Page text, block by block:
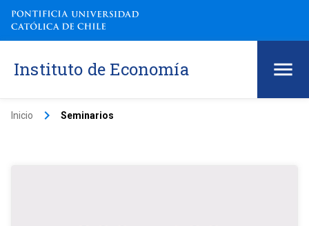
Instituto de Economía
Inicio keyboard_arrow_right Seminarios